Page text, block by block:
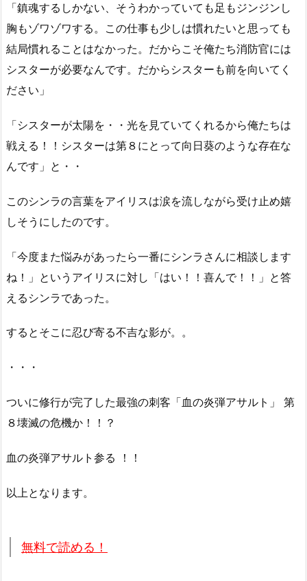
「鎮魂するしかない、そうわかっていても足もジンジンし
胸もゾワゾワする。この仕事も少しは慣れたいと思っても
結局慣れることはなかった。だからこそ俺たち消防官には
シスターが必要なんです。だからシスターも前を向いてく
ださい」
「シスターが太陽を・・光を見ていてくれるから俺たちは
戦える！！シスターは第８にとって向日葵のような存在な
んです」と・・
このシンラの言葉をアイリスは涙を流しながら受け止め嬉
しそうにしたのです。
「今度また悩みがあったら一番にシンラさんに相談します
ね！」というアイリスに対し「はい！！喜んで！！」と答
えるシンラであった。
するとそこに忍び寄る不吉な影が。。
・・・
ついに修行が完了した最強の刺客「血の炎弾アサルト」 第
８壊滅の危機か！！？
血の炎弾アサルト参る ！！
以上となります。
無料で読める！